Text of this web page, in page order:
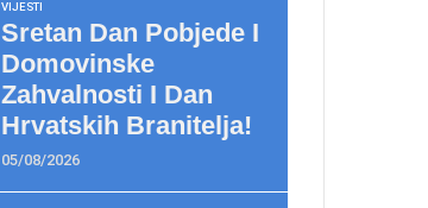
VIJESTI
Sretan Dan Pobjede I
Domovinske
Zahvalnosti I Dan
Hrvatskih Branitelja!
05/08/2026